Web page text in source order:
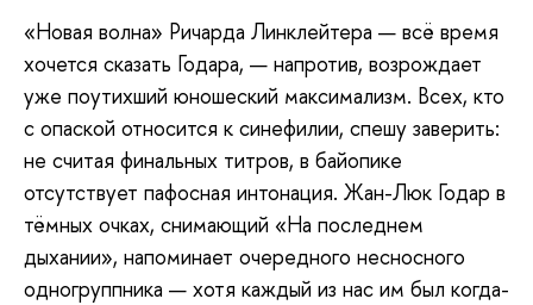
«Новая волна» Ричарда Линклейтера — всё время
хочется сказать Годара, — напротив, возрождает
уже поутихший юношеский максимализм. Всех, кто
с опаской относится к синефилии, спешу заверить:
не считая финальных титров, в байопике
отсутствует пафосная интонация. Жан-Люк Годар в
тёмных очках, снимающий «На последнем
дыхании», напоминает очередного несносного
одногруппника — хотя каждый из нас им был когда-